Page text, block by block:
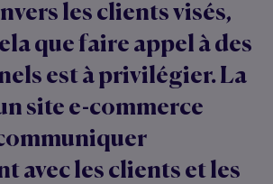
les clients visés,
que faire appel à des
est à privilégier. La
site e-commerce
avec les clients et les